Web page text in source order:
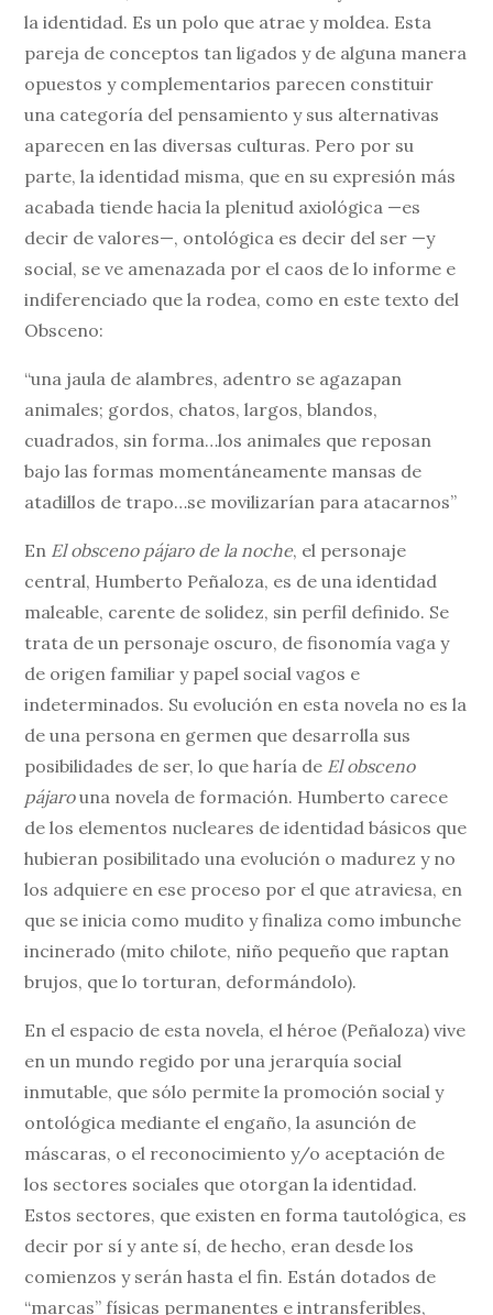
la identidad. Es un polo que atrae y moldea. Esta
pareja de conceptos tan ligados y de alguna manera
opuestos y complementarios parecen constituir
una categoría del pensamiento y sus alternativas
aparecen en las diversas culturas. Pero por su
parte, la identidad misma, que en su expresión más
acabada tiende hacia la plenitud axiológica —es
decir de valores—, ontológica es decir del ser —y
social, se ve amenazada por el caos de lo informe e
indiferenciado que la rodea, como en este texto del
Obsceno:
“una jaula de alambres, adentro se agazapan
animales; gordos, chatos, largos, blandos,
cuadrados, sin forma…los animales que reposan
bajo las formas momentáneamente mansas de
atadillos de trapo…se movilizarían para atacarnos”
En El obsceno pájaro de la noche, el personaje
central, Humberto Peñaloza, es de una identidad
maleable, carente de solidez, sin perfil definido. Se
trata de un personaje oscuro, de fisonomía vaga y
de origen familiar y papel social vagos e
indeterminados. Su evolución en esta novela no es la
de una persona en germen que desarrolla sus
posibilidades de ser, lo que haría de El obsceno
pájarouna novela de formación. Humberto carece
de los elementos nucleares de identidad básicos que
hubieran posibilitado una evolución o madurez y no
los adquiere en ese proceso por el que atraviesa, en
que se inicia como mudito y finaliza como imbunche
incinerado (mito chilote, niño pequeño que raptan
brujos, que lo torturan, deformándolo).
En el espacio de esta novela, el héroe (Peñaloza) vive
en un mundo regido por una jerarquía social
inmutable, que sólo permite la promoción social y
ontológica mediante el engaño, la asunción de
máscaras, o el reconocimiento y/o aceptación de
los sectores sociales que otorgan la identidad.
Estos sectores, que existen en forma tautológica, es
decir por sí y ante sí, de hecho, eran desde los
comienzos y serán hasta el fin. Están dotados de
“marcas” físicas permanentes e intransferibles,